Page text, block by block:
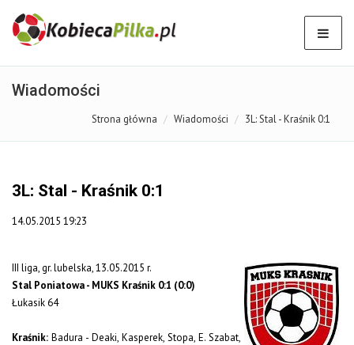
Wiadomości
Strona główna Wiadomości 3L: Stal - Kraśnik 0:1
3L: Stal - Kraśnik 0:1
14.05.2015 19:23
III liga, gr. lubelska, 13.05.2015 r.
Stal Poniatowa - MUKS Kraśnik 0:1 (0:0)
Łukasik 64
Kraśnik: Badura - Deaki, Kasperek, Stopa, E. Szabat,